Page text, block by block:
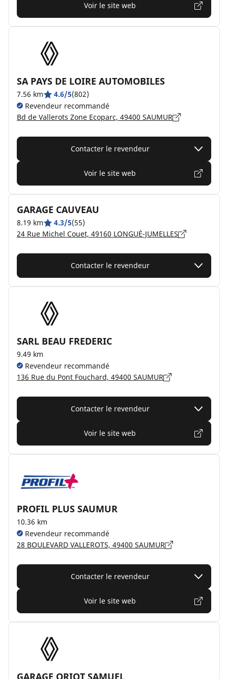
Voir le site web
SA PAYS DE LOIRE AUTOMOBILES
7.56 km 4.6/5(802)
Revendeur recommandé
Bd de Vallerots Zone Ecoparc, 49400 SAUMUR
Contacter le revendeur
Voir le site web
GARAGE CAUVEAU
8.19 km 4.3/5(55)
24 Rue Michel Couet, 49160 LONGUÉ-JUMELLES
Contacter le revendeur
SARL BEAU FREDERIC
9.49 km
Revendeur recommandé
136 Rue du Pont Fouchard, 49400 SAUMUR
Contacter le revendeur
Voir le site web
PROFIL PLUS SAUMUR
10.36 km
Revendeur recommandé
28 BOULEVARD VALLEROTS, 49400 SAUMUR
Contacter le revendeur
Voir le site web
GARAGE ORIOT SAMUEL